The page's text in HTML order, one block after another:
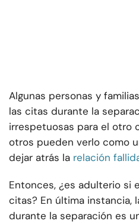
Algunas personas y
las citas durante la
irrespetuosas para el otro
otros pueden verlo como
dejar atrás la relación
Entonces, ¿es adulterio si
citas? En última instancia,
durante la separación es